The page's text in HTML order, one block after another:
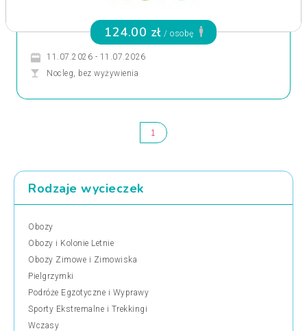
124.00 zł / osobę
11.07.2026 - 11.07.2026
Nocleg, bez wyżywienia
1
Rodzaje wycieczek
Obozy
Obozy i Kolonie Letnie
Obozy Zimowe i Zimowiska
Pielgrzymki
Podróże Egzotyczne i Wyprawy
Sporty Ekstremalne i Trekkingi
Wczasy